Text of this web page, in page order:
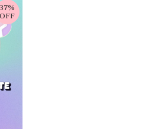
37%
OFF